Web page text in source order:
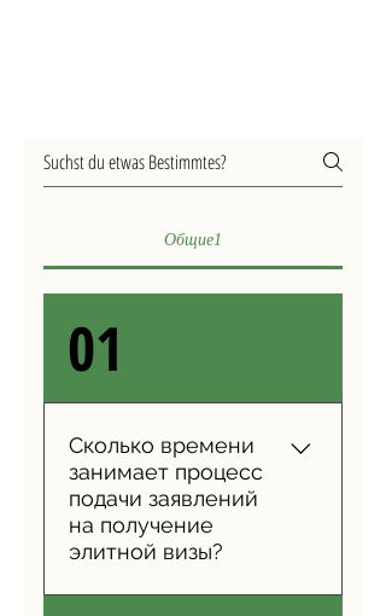
Общие1
01
Сколько времени
занимает процесс
подачи заявлений
на получение
элитной визы?